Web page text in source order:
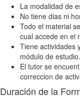
La modalidad de
No tiene dias ni
Todo el material
cual accede en el
Tiene actividades
módulo de estudio.
El tutor se
correccion de
Duración de la